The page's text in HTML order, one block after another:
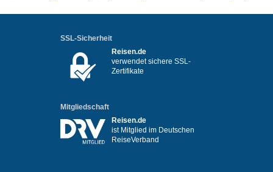
SSL-Sicherheit
Reisen.de
verwendet sichere SSL-
Zertifikate
Mitgliedschaft
Reisen.de
ist Mitglied im Deutschen
ReiseVerband